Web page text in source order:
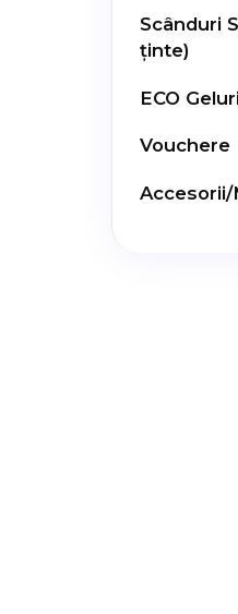
Scânduri
ținte)
ECO
Vouchere
Accesorii/